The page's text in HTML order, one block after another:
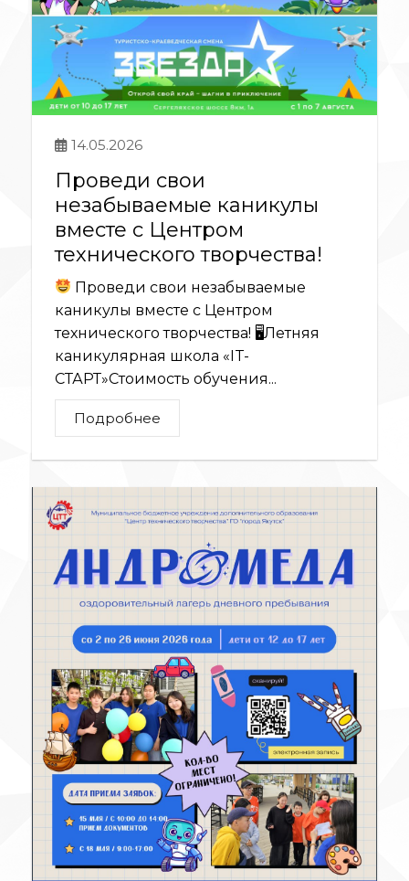
14.05.2026
Проведи свои
незабываемые каникулы
вместе с Центром
технического творчества!
Проведи свои незабываемые
каникулы вместе с Центром
технического творчества! 🖥Летняя
каникулярная школа «IT-
СТАРТ»Стоимость обучения...
Подробнее